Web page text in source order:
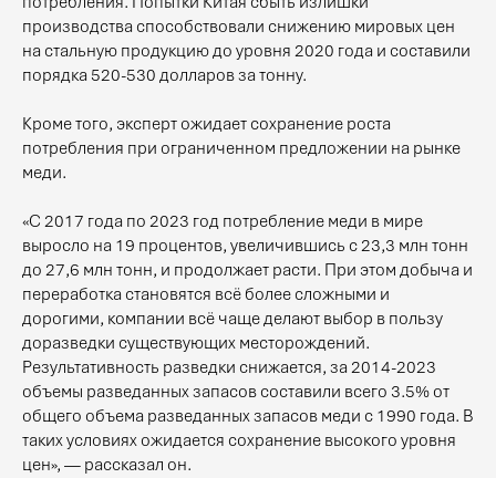
производства способствовали снижению мировых цен
на стальную продукцию до уровня 2020 года и составили
порядка 520-530 долларов за тонну.
Кроме того, эксперт ожидает сохранение роста
потребления при ограниченном предложении на рынке
меди.
«С 2017 года по 2023 год потребление меди в мире
выросло на 19 процентов, увеличившись с 23,3 млн тонн
до 27,6 млн тонн, и продолжает расти. При этом добыча и
переработка становятся всё более сложными и
дорогими, компании всё чаще делают выбор в пользу
доразведки существующих месторождений.
Результативность разведки снижается, за 2014-2023
объемы разведанных запасов составили всего 3.5% от
общего объема разведанных запасов меди с 1990 года. В
таких условиях ожидается сохранение высокого уровня
цен», — рассказал он.